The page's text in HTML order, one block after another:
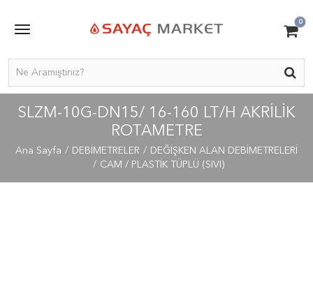
0
SLZM-10G-DN15/ 16-160 LT/H AKRILIK
ROTAMETRE
Ana Sayfa DEBİMETRELER
DEĞİŞKEN ALAN DEBİMETRELERİ
CAM / PLASTİK TÜPLÜ (SIVI)